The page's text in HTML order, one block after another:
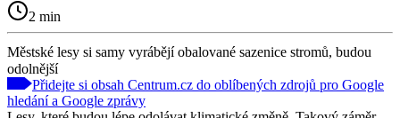
2 min
Městské lesy si samy vyrábějí obalované sazenice stromů, budou
odolnější
Přidejte si obsah Centrum.cz do oblíbených zdrojů pro Google
hledání a Google zprávy